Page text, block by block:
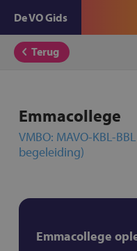
De VO Gids
Terug
Emmacollege
VMBO: MAVO-KBL-
begeleiding)
Emmacollege